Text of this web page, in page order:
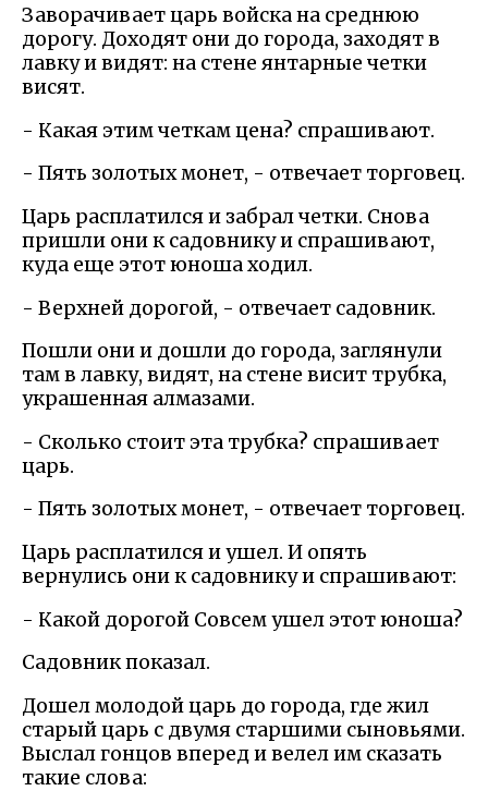
Заворачивает царь войска на среднюю
дорогу. Доходят они до города, заходят в
лавку и видят: на стене янтарные четки
висят.
- Какая этим четкам цена? спрашивают.
- Пять золотых монет, - отвечает торговец.
Царь расплатился и забрал четки. Снова
пришли они к садовнику и спрашивают,
куда еще этот юноша ходил.
- Верхней дорогой, - отвечает садовник.
Пошли они и дошли до города, заглянули
там в лавку, видят, на стене висит трубка,
украшенная алмазами.
- Сколько стоит эта трубка? спрашивает
царь.
- Пять золотых монет, - отвечает торговец.
Царь расплатился и ушел. И опять
вернулись они к садовнику и спрашивают:
- Какой дорогой Совсем ушел этот юноша?
Садовник показал.
Дошел молодой царь до города, где жил
старый царь с двумя старшими сыновьями.
Выслал гонцов вперед и велел им сказать
такие слова: